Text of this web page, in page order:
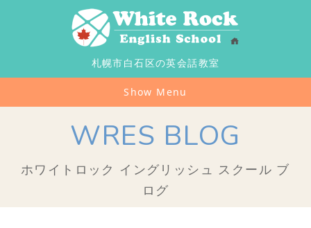
札幌市白石区の英会話教室
Show Menu
WRES BLOG
ホワイトロック イングリッシュ スクール ブ
ログ